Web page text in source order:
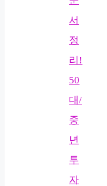
서
정
리!
50
대/
중
년
투
자